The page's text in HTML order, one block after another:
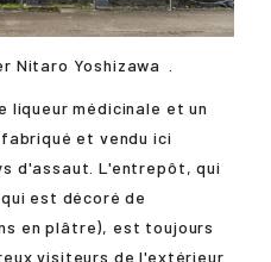
Nitaro Yoshizawa
liqueur médicinale et un
et vendu ici
d'assaut. L'entrepôt, qui
est décoré de
en plâtre), est toujours
visiteurs de l'extérieur